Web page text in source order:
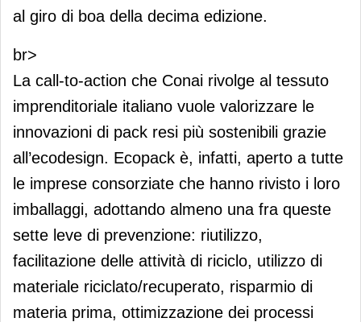
al giro di boa della decima edizione.
br>
La call-to-action che Conai rivolge al tessuto
imprenditoriale italiano vuole valorizzare le
innovazioni di pack resi più sostenibili grazie
all’ecodesign. Ecopack è, infatti, aperto a tutte
le imprese consorziate che hanno rivisto i loro
imballaggi, adottando almeno una fra queste
sette leve di prevenzione: riutilizzo,
facilitazione delle attività di riciclo, utilizzo di
materiale riciclato/recuperato, risparmio di
materia prima, ottimizzazione dei processi